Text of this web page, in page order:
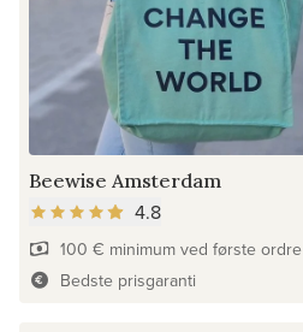
Beewise Amsterdam
4.8
100 € minimum ved første ordre
Bedste prisgaranti